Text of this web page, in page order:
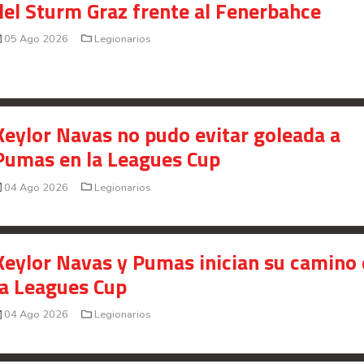
Saprissa a nivel internacional
Celso Borges enfrenta investigación penal por
Your Add Here !!
Sturm Graz frente al Fenerbahce
05 Ago 2026 Legionarios
Navas no pudo evitar goleada a
en la Leagues Cup
04 Ago 2026 Legionarios
Navas y Pumas inician su camino
Leagues Cup
04 Ago 2026 Legionarios